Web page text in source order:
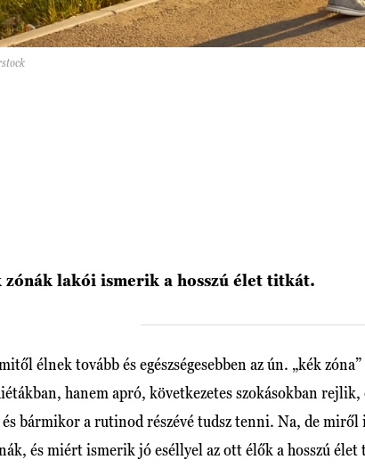
zónák lakói ismerik a hosszú élet titkát.
élnek tovább és egészségesebben az ún. „kék
hanem apró, következetes szokásokban
bármikor a rutinod részévé tudsz tenni. Na, de miről
és miért ismerik jó eséllyel az ott élők a hosszú